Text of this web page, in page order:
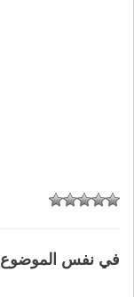
في نفس الموضوع